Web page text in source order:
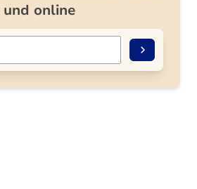
und online